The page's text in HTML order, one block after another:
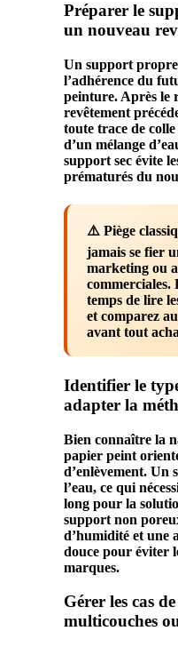
Préparer le
un nouveau
Un support propre
l’adhérence du
peinture. Après le
revêtement
toute trace de colle
d’un mélange
support sec évite
prématurés du
⚠️ Piège
jamais se fier
marketing ou
commerciales.
temps de lire
et comparez
avant tout
Identifier le
adapter la
Bien connaître la
papier peint
d’enlèvement. Un
l’eau, ce qui
long pour la
support non
d’humidité et une
douce pour éviter
marques.
Gérer les cas
multicouches